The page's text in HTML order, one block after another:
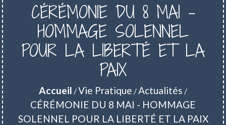
CÉRÉMONIE DU 8 MAI -
HOMMAGE SOLENNEL
POUR LA LIBERTÉ ET LA
PAIX
Accueil /Vie Pratique /Actualités /
CÉRÉMONIE DU 8 MAI - HOMMAGE
SOLENNEL POUR LA LIBERTÉ ET LA PAIX